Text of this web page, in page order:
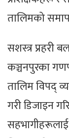
तालिमको
सशस्त्र प्रहरी
कञ्चनपुरका
तालिम विपद्
गरी डिजाइन
सहभागीहरूलाई